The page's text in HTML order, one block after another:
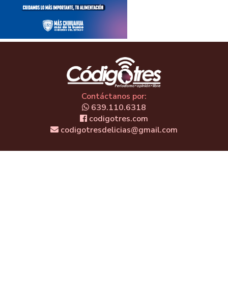
Contáctanos por:
639.110.6318
codigotres.com
codigotresdelicias@gmail.com